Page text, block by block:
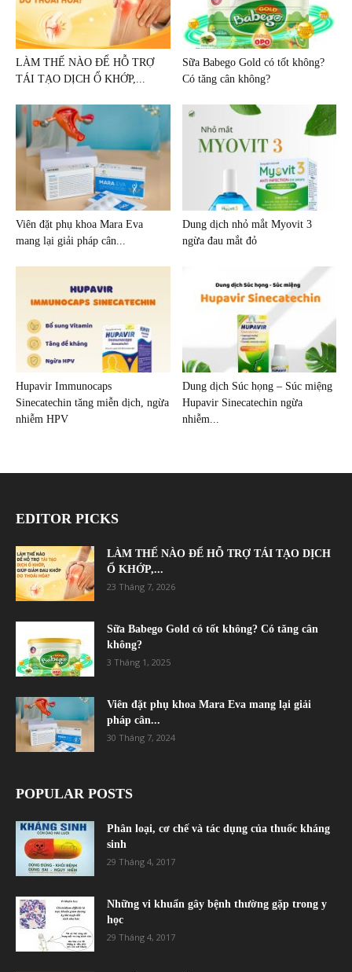
LÀM THẾ NÀO ĐỂ HỖ TRỢ
TÁI TẠO DỊCH Ổ KHỚP,...
Sữa Babego Gold có tốt không?
Có tăng cân không?
Viên đặt phụ khoa Mara Eva
mang lại giải pháp cân...
Dung dịch nhỏ mắt Myovit 3
ngừa đau mắt đỏ
Hupavir Immunocaps
Sinecatechin tăng miễn dịch, ngừa
nhiễm HPV
Dung dịch Súc họng – Súc miệng
Hupavir Sinecatechin ngừa
nhiễm...
EDITOR PICKS
LÀM THẾ NÀO ĐỂ HỖ TRỢ TÁI TẠO DỊCH
Ổ KHỚP,...
23 Tháng 7, 2026
Sữa Babego Gold có tốt không? Có tăng cân
không?
3 Tháng 1, 2025
Viên đặt phụ khoa Mara Eva mang lại giải
pháp cân...
30 Tháng 7, 2024
POPULAR POSTS
Phân loại, cơ chế và tác dụng của thuốc kháng
sinh
29 Tháng 4, 2017
Những vi khuẩn gây bệnh thường gặp trong y
học
29 Tháng 4, 2017